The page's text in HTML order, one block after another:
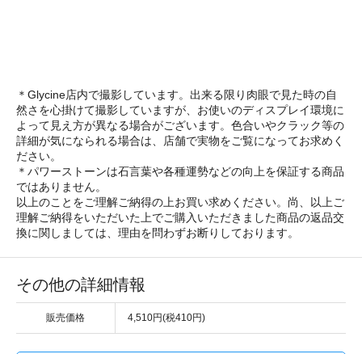
＊Glycine店内で撮影しています。出来る限り肉眼で見た時の自
然さを心掛けて撮影していますが、お使いのディスプレイ環境に
よって見え方が異なる場合がございます。色合いやクラック等の
詳細が気になられる場合は、店舗で実物をご覧になってお求めく
ださい。
＊パワーストーンは石言葉や各種運勢などの向上を保証する商品
ではありません。
以上のことをご理解ご納得の上お買い求めください。尚、以上ご
理解ご納得をいただいた上でご購入いただきました商品の返品交
換に関しましては、理由を問わずお断りしております。
その他の詳細情報
販売価格 4,510円(税410円)